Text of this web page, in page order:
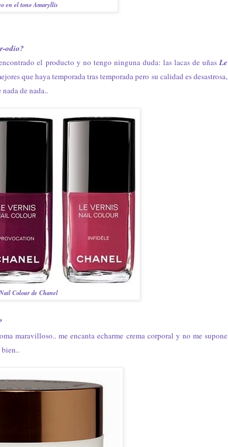
en el tono Amaryllis
odio?
el producto y no tengo ninguna duda: las lacas de uñasLe
que haya temporada tras temporada pero su calidad es desastrosa,
de nada..
Colour de Chanel
maravilloso.. me encanta echarme crema corporal y no me supone
bien..